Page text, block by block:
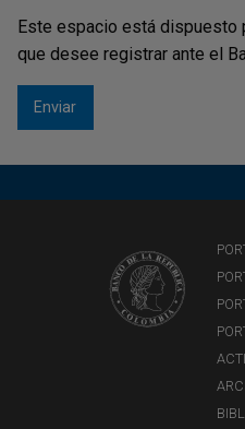
Este espacio está dispuesto
que desee registrar ante el